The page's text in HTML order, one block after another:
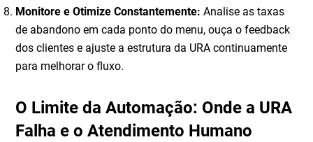
Monitore e Otimize Constantemente: Analise as taxas
de abandono em cada ponto do menu, ouça o feedback
dos clientes e ajuste a estrutura da URA continuamente
para melhorar o fluxo.
O Limite da Automação: Onde a URA
Falha e o Atendimento Humano